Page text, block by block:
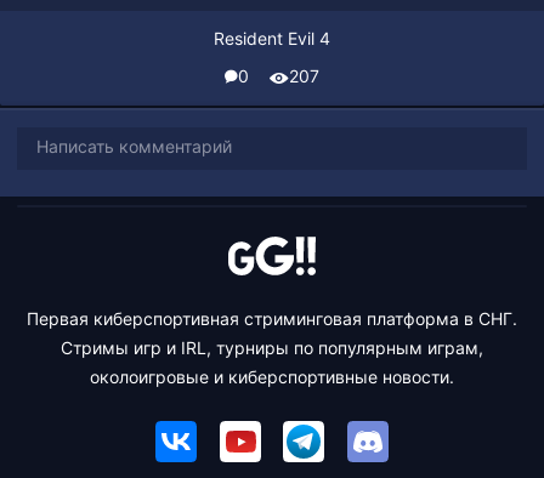
Resident Evil 4
0
207
Написать комментарий
Первая киберспортивная стриминговая платформа в СНГ.
Стримы игр и IRL, турниры по популярным играм,
околоигровые и киберспортивные новости.